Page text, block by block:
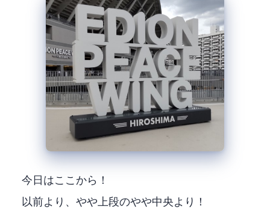
今日はここから！
以前より、やや上段のやや中央より！